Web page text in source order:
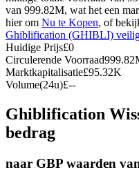
Kopiëren Handel
Sluit je aan bij top
van 999.82M, wat het een
hier om Nu te Kopen, of
Ghiblification (GHIBLI)
Huidige Prijs£0
Circulerende Voorraad
Marktkapitalisatie£95.32K
Volume(24u)£--
Ghiblification
bedrag
naar GBP waarden